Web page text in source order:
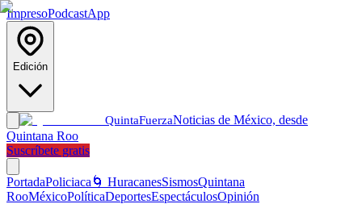
ImpresoPodcastApp
Edición
QuintaFuerzaNoticias de México, desde
Quintana Roo
Suscríbete gratis
PortadaPoliciaca 🌀 HuracanesSismosQuintana
RooMéxicoPolíticaDeportesEspectáculosOpinión